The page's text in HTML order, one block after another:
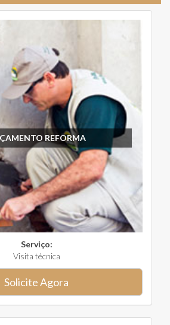
REFORMA
Serviço:
Visita técnica
Solicite Agora